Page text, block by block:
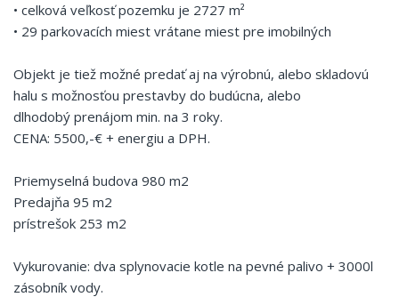
• celková veľkosť pozemku je 2727 m²
• 29 parkovacích miest vrátane miest pre imobilných
Objekt je tiež možné predať aj na výrobnú, alebo skladovú
halu s možnosťou prestavby do budúcna, alebo
dlhodobý prenájom min. na 3 roky.
CENA: 5500,-€ + energiu a DPH.
Priemyselná budova 980 m2
Predajňa 95 m2
prístrešok 253 m2
Vykurovanie: dva splynovacie kotle na pevné palivo + 3000l
zásobník vody.